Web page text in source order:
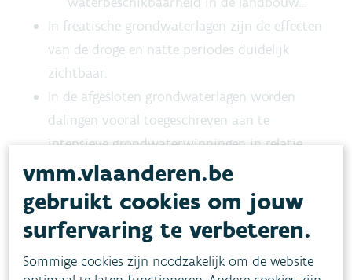
In freatische grondwaterlagen zijn de effecten
van de droge en natte periodes duidelijk
zichtbaar.
In de afgesloten grondwaterlagen worden
dalingen vooral toegeschreven aan te
intensieve grondwaterwinningen in relatie
tot de beperkte grondwatervoeding.
In de afgesloten grondwaterlagen zijn er
echter ook heel wat stijgingen die wellicht
toegeschreven kunnen worden aan de afbouw
van grondwaterwinningen.
vmm.vlaanderen.be
gebruikt cookies om jouw
surfervaring te verbeteren.
Sommige cookies zijn noodzakelijk om de website